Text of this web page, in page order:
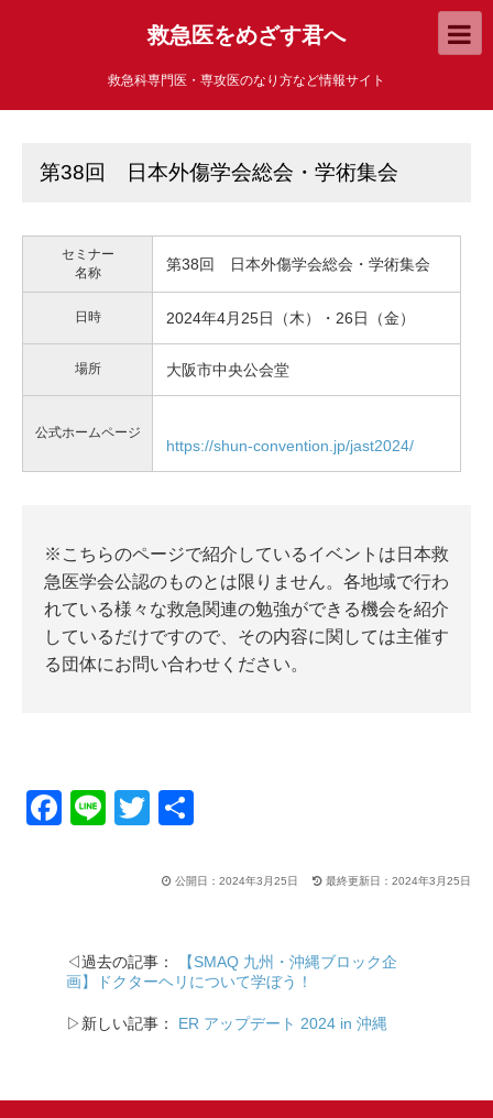
救急医をめざす君へ
救急科専門医・専攻医のなり方など情報サイト
第38回 日本外傷学会総会・学術集会
セミナー
名称
第38回 日本外傷学会総会・学術集会
日時 2024年4月25日（木）・26日（金）
場所 大阪市中央公会堂
公式ホームページ
https://shun-convention.jp/jast2024/
※こちらのページで紹介しているイベントは日本救
急医学会公認のものとは限りません。各地域で行わ
れている様々な救急関連の勉強ができる機会を紹介
しているだけですので、その内容に関しては主催す
る団体にお問い合わせください。
F
b
o
o
Li
T
tt 公開日：2024年3月25日 最終更新日：2024年3月25日
◁過去の記事：
【SMAQ 九州・沖縄ブロック企
画】ドクターヘリについて学ぼう！
▷新しい記事： ER アップデート 2024 in 沖縄